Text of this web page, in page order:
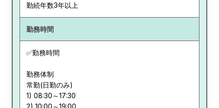
勤続年数3年以上
勤務時間
✅勤務時間
勤務体制
常勤(日勤のみ)
1) 08:30～17:30